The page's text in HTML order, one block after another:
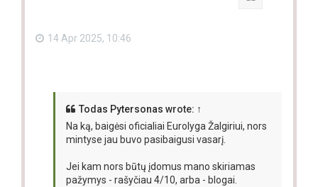
14 Apr 2025, 10:46
Todas Pytersonas wrote: ↑
Na ką, baigėsi oficialiai Eurolyga Žalgiriui, nors
mintyse jau buvo pasibaigusi vasarį.
Jei kam nors būtų įdomus mano skiriamas
pažymys - rašyčiau 4/10, arba - blogai.